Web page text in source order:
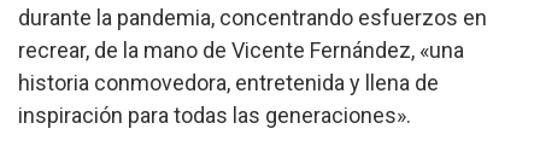
durante la pandemia, concentrando esfuerzos en
recrear, de la mano de Vicente Fernández, «una
historia conmovedora, entretenida y llena de
inspiración para todas las generaciones».